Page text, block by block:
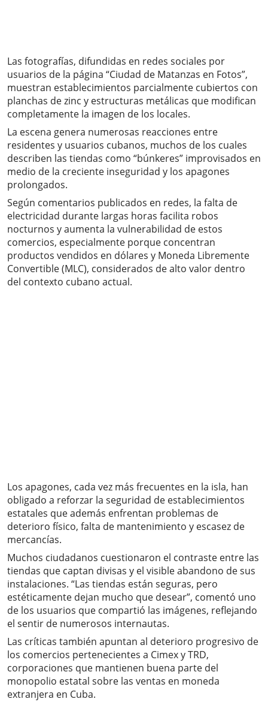
Las fotografías, difundidas en redes sociales por
usuarios de la página “Ciudad de Matanzas en Fotos”,
muestran establecimientos parcialmente cubiertos con
planchas de zinc y estructuras metálicas que modifican
completamente la imagen de los locales.
La escena genera numerosas reacciones entre
residentes y usuarios cubanos, muchos de los cuales
describen las tiendas como “búnkeres” improvisados en
medio de la creciente inseguridad y los apagones
prolongados.
Según comentarios publicados en redes, la falta de
electricidad durante largas horas facilita robos
nocturnos y aumenta la vulnerabilidad de estos
comercios, especialmente porque concentran
productos vendidos en dólares y Moneda Libremente
Convertible (MLC), considerados de alto valor dentro
del contexto cubano actual.
Los apagones, cada vez más frecuentes en la isla, han
obligado a reforzar la seguridad de establecimientos
estatales que además enfrentan problemas de
deterioro físico, falta de mantenimiento y escasez de
mercancías.
Muchos ciudadanos cuestionaron el contraste entre las
tiendas que captan divisas y el visible abandono de sus
instalaciones. “Las tiendas están seguras, pero
estéticamente dejan mucho que desear”, comentó uno
de los usuarios que compartió las imágenes, reflejando
el sentir de numerosos internautas.
Las críticas también apuntan al deterioro progresivo de
los comercios pertenecientes a Cimex y TRD,
corporaciones que mantienen buena parte del
monopolio estatal sobre las ventas en moneda
extranjera en Cuba.